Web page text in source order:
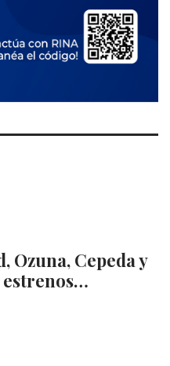
Ozuna, Cepeda y
estrenos…